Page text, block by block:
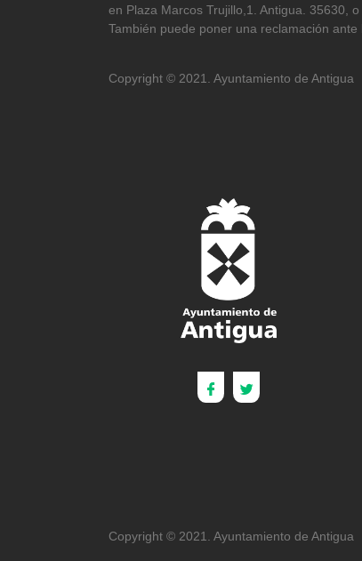
en Plaza Marcos Trujillo,1. Antigua. 35630,
También puede poner una reclamación
Copyright © 2021. Ayuntamiento de Antigua
Copyright © 2021. Ayuntamiento de Antigua